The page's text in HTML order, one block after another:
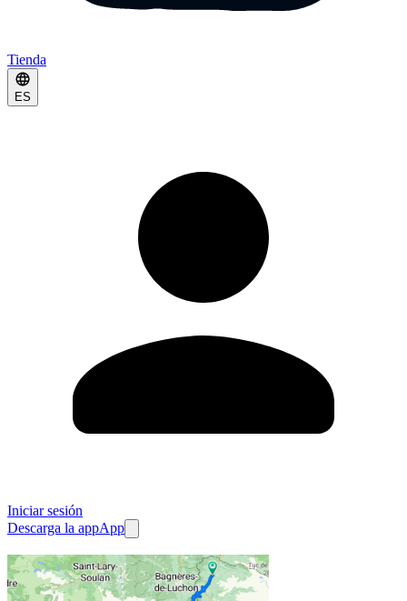
Tienda
ES
Iniciar sesión
Descarga la appApp